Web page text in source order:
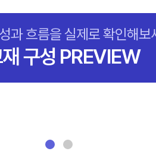
과 흐름을 실제로 확인해보
구성 PREVIEW